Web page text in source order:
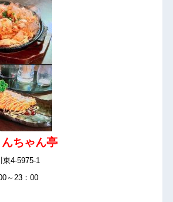
んちゃん亭
東4-5975-1
～23：00